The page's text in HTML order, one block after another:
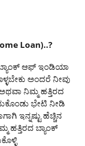
Loan)..?
ಆಫ್ ಇಂಡಿಯಾ
ಅಂದರೆ ನೀವು
ನಿಮ್ಮ ಹತ್ತಿರದ
ಭೇಟಿ ನೀಡಿ
ಇನ್ನಷ್ಟು ಹೆಚ್ಚಿನ
ಹತ್ತಿರದ ಬ್ಯಾಂಕ್